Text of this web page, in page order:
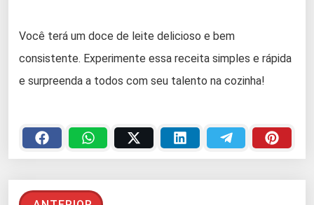
Você terá um doce de leite delicioso e bem
consistente. Experimente essa receita simples e rápida
e surpreenda a todos com seu talento na cozinha!